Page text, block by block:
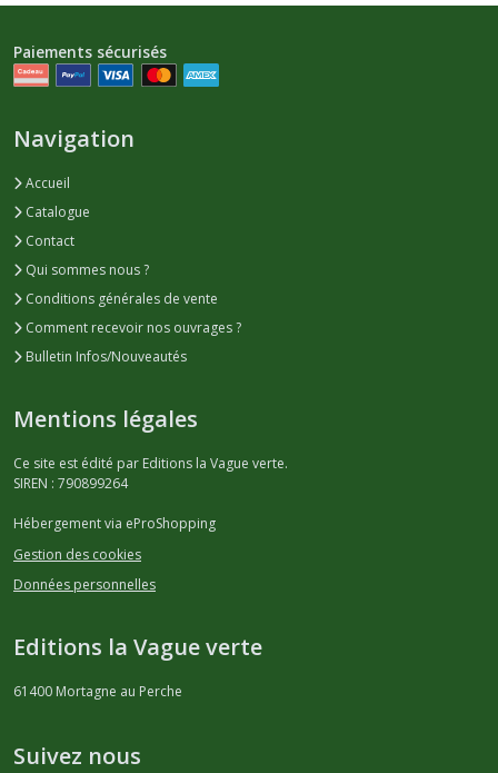
Paiements sécurisés
Navigation
Accueil
Catalogue
Contact
Qui sommes nous ?
Conditions générales de vente
Comment recevoir nos ouvrages ?
Bulletin Infos/Nouveautés
Mentions légales
Ce site est édité par Editions la Vague verte.
SIREN : 790899264
Hébergement via eProShopping
Gestion des cookies
Données personnelles
Editions la Vague verte
61400 Mortagne au Perche
Suivez nous